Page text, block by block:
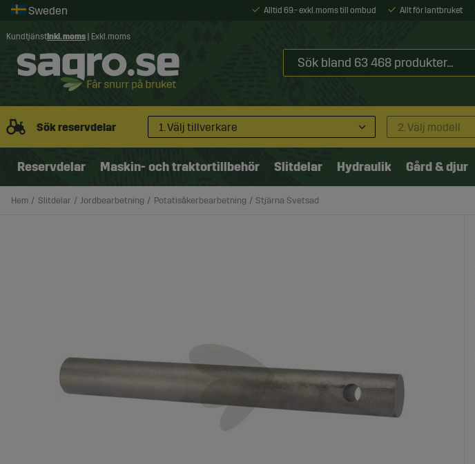
Alltid 69:- exkl. moms till ombud Allt för lantbruket
Kundtjänst Inkl. moms Exkl. moms
Sök reservdelar 1. Välj tillverkare 2. Välj modell
Reservdelar Maskin- och traktortillbehör Slitdelar Hydraulik Gård & djur
Hem Slitdelar Jordbearbetning Potatisåkerbearbetning Stjärna Svetsad